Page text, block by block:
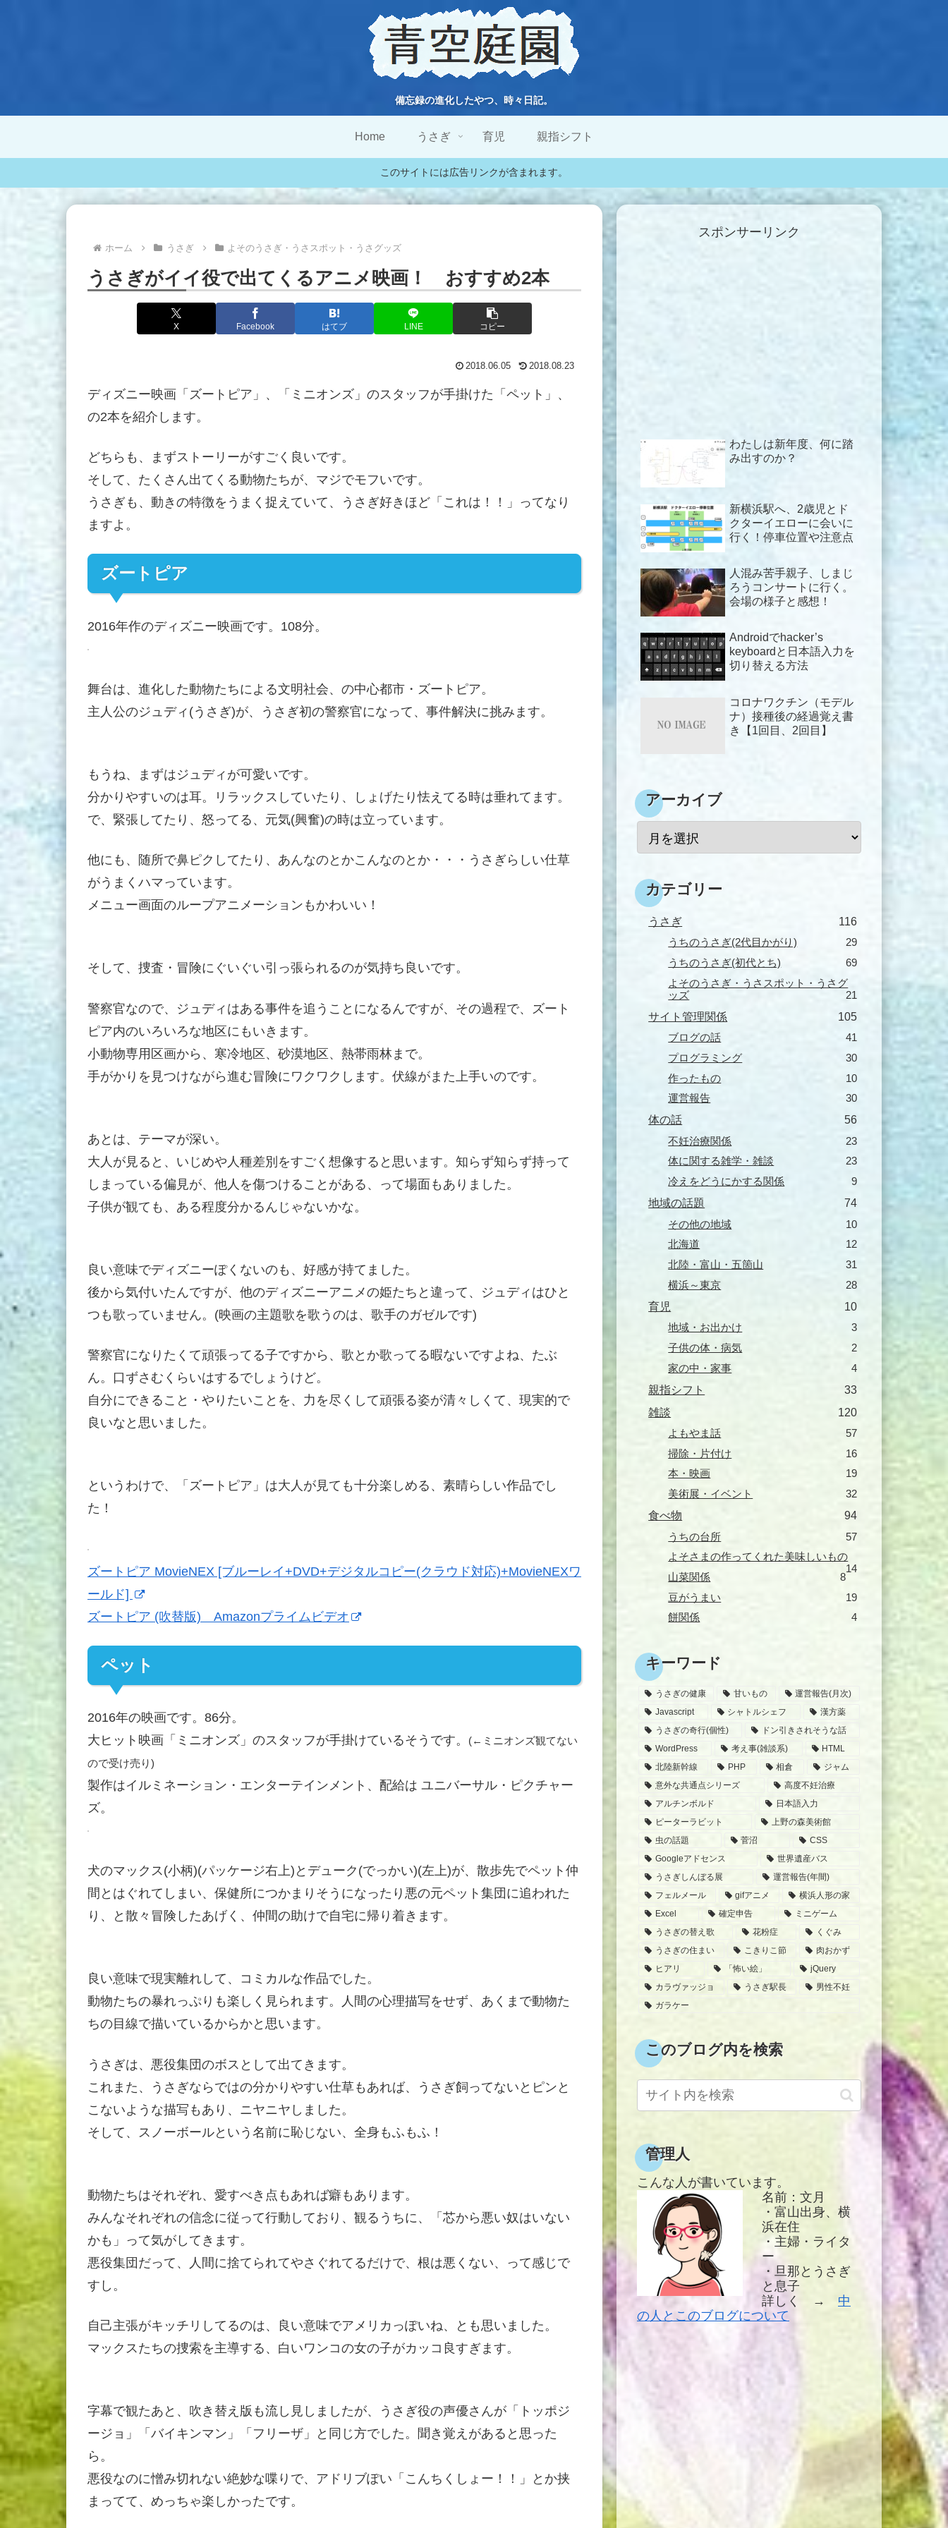
備忘録の進化したやつ、時々日記。
Home うさぎ 育児 親指シフト
このサイトには広告リンクが含まれます。
ホーム うさぎ よそのうさぎ・うさスポット・うさグッズ
うさぎがイイ役で出てくるアニメ映画！ おすすめ2本
X Facebook はてブ LINE コピー
2018.06.05 2018.08.23
ディズニー映画「ズートピア」、「ミニオンズ」のスタッフが手掛けた「ペット」、
の2本を紹介します。
どちらも、まずストーリーがすごく良いです。
そして、たくさん出てくる動物たちが、マジでモフいです。
うさぎも、動きの特徴をうまく捉えていて、うさぎ好きほど「これは！！」ってなり
ますよ。
ズートピア
2016年作のディズニー映画です。108分。
舞台は、進化した動物たちによる文明社会、の中心都市・ズートピア。
主人公のジュディ(うさぎ)が、うさぎ初の警察官になって、事件解決に挑みます。
もうね、まずはジュディが可愛いです。
分かりやすいのは耳。リラックスしていたり、しょげたり怯えてる時は垂れてます。
で、緊張してたり、怒ってる、元気(興奮)の時は立っています。
他にも、随所で鼻ピクしてたり、あんなのとかこんなのとか・・・うさぎらしい仕草
がうまくハマっています。
メニュー画面のループアニメーションもかわいい！
そして、捜査・冒険にぐいぐい引っ張られるのが気持ち良いです。
警察官なので、ジュディはある事件を追うことになるんですが、その過程で、ズート
ピア内のいろいろな地区にもいきます。
小動物専用区画から、寒冷地区、砂漠地区、熱帯雨林まで。
手がかりを見つけながら進む冒険にワクワクします。伏線がまた上手いのです。
あとは、テーマが深い。
大人が見ると、いじめや人種差別をすごく想像すると思います。知らず知らず持って
しまっている偏見が、他人を傷つけることがある、って場面もありました。
子供が観ても、ある程度分かるんじゃないかな。
良い意味でディズニーぽくないのも、好感が持てました。
後から気付いたんですが、他のディズニーアニメの姫たちと違って、ジュディはひと
つも歌っていません。(映画の主題歌を歌うのは、歌手のガゼルです)
警察官になりたくて頑張ってる子ですから、歌とか歌ってる暇ないですよね、たぶ
ん。口ずさむくらいはするでしょうけど。
自分にできること・やりたいことを、力を尽くして頑張る姿が清々しくて、現実的で
良いなと思いました。
というわけで、「ズートピア」は大人が見ても十分楽しめる、素晴らしい作品でし
た！
ズートピア MovieNEX [ブルーレイ+DVD+デジタルコピー(クラウド対応)+MovieNEXワ
ールド]
ズートピア (吹替版) Amazonプライムビデオ
ペット
2016年の映画です。86分。
大ヒット映画「ミニオンズ」のスタッフが手掛けているそうです。
(←ミニオンズ観てない
ので受け売り)
製作はイルミネーション・エンターテインメント、配給は ユニバーサル・ピクチャー
ズ。
犬のマックス(小柄)(パッケージ右上)とデューク(でっかい)(左上)が、散歩先でペット仲
間とはぐれてしまい、保健所につかまりそうになったり悪の元ペット集団に追われた
り、と散々冒険したあげく、仲間の助けで自宅に帰り着きます。
良い意味で現実離れして、コミカルな作品でした。
動物たちの暴れっぷりも楽しく見られます。人間の心理描写をせず、あくまで動物た
ちの目線で描いているからかと思います。
うさぎは、悪役集団のボスとして出てきます。
これまた、うさぎならではの分かりやすい仕草もあれば、うさぎ飼ってないとピンと
こないような描写もあり、ニヤニヤしました。
そして、スノーボールという名前に恥じない、全身もふもふ！
動物たちはそれぞれ、愛すべき点もあれば癖もあります。
みんなそれぞれの信念に従って行動しており、観るうちに、「芯から悪い奴はいない
かも」って気がしてきます。
悪役集団だって、人間に捨てられてやさぐれてるだけで、根は悪くない、って感じで
すし。
自己主張がキッチリしてるのは、良い意味でアメリカっぽいね、とも思いました。
マックスたちの捜索を主導する、白いワンコの女の子がカッコ良すぎます。
字幕で観たあと、吹き替え版も流し見しましたが、うさぎ役の声優さんが「トッポジ
ージョ」「バイキンマン」「フリーザ」と同じ方でした。聞き覚えがあると思った
ら。
悪役なのに憎み切れない絶妙な喋りで、アドリブぽい「こんちくしょー！！」とか挟
まってて、めっちゃ楽しかったです。
スポンサーリンク
わたしは新年度、何に踏
み出すのか？
新横浜駅へ、2歳児とド
クターイエローに会いに
行く！停車位置や注意点
人混み苦手親子、しまじ
ろうコンサートに行く。
会場の様子と感想！
Androidでhacker’s
keyboardと日本語入力を
切り替える方法
コロナワクチン（モデル
ナ）接種後の経過覚え書
き【1回目、2回目】
アーカイブ
カテゴリー
うさぎ 116
うちのうさぎ(2代目かがり)
29
うちのうさぎ(初代とち)
69
よそのうさぎ・うさスポット・うさグ
ッズ
21
サイト管理関係 105
ブログの話
41
プログラミング
30
作ったもの
10
運営報告
30
体の話 56
不妊治療関係
23
体に関する雑学・雑談
23
冷えをどうにかする関係
9
地域の話題 74
その他の地域
10
北海道
12
北陸・富山・五箇山
31
横浜～東京
28
育児 10
地域・お出かけ
3
子供の体・病気
2
家の中・家事
4
親指シフト
33
雑談
120
よもやま話
57
掃除・片付け
16
本・映画
19
美術展・イベント
32
食べ物 94
うちの台所
57
よそさまの作ってくれた美味しいもの
14
山菜関係
8
豆がうまい
19
餅関係
4
キーワード
うさぎの健康 甘いもの
運営報告(月次)
Javascript
シャトルシェフ
漢方薬
うさぎの奇行(個性)
ドン引きされそうな話
WordPress
考え事(雑談系)
HTML
北陸新幹線
PHP 相倉
ジャム
意外な共通点シリーズ
高度不妊治療
アルチンボルド
日本語入力
ピーターラビット
上野の森美術館
虫の話題
菅沼
CSS
Googleアドセンス
世界遺産バス
うさぎしんぼる展
運営報告(年間)
フェルメール
gifアニメ
横浜人形の家
Excel
確定申告
ミニゲーム
うさぎの替え歌
花粉症
くぐみ
うさぎの住まい
こきりこ節
肉おかず
ヒアリ
「怖い絵」
jQuery
カラヴァッジョ
うさぎ駅長
男性不妊
ガラケー
このブログ内を検索
管理人
こんな人が書いています。
名前：文月
・富山出身、横
浜在住
・主婦・ライタ
ー
・旦那とうさぎ
と息子
詳しく → 中
の人とこのブログについて